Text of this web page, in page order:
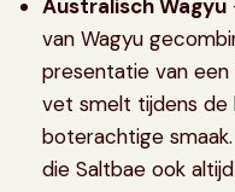
Australisch Wagyu
van Wagyu
presentatie van
vet smelt tijdens
boterachtige
die Saltbae ook